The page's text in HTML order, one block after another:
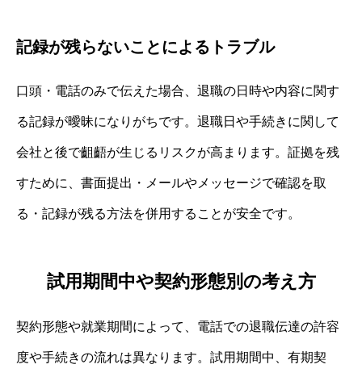
記録が残らないことによるトラブル
口頭・電話のみで伝えた場合、退職の日時や内容に関す
る記録が曖昧になりがちです。退職日や手続きに関して
会社と後で齟齬が生じるリスクが高まります。証拠を残
すために、書面提出・メールやメッセージで確認を取
る・記録が残る方法を併用することが安全です。
試用期間中や契約形態別の考え方
契約形態や就業期間によって、電話での退職伝達の許容
度や手続きの流れは異なります。試用期間中、有期契